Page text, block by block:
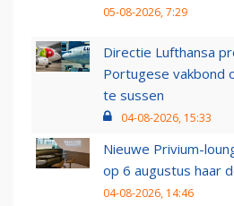
05-08-2026, 7:29
Directie Lufthansa
Portugese vakbond
te sussen
04-08-2026, 15:33
Nieuwe Privium-
op 6 augustus haar
04-08-2026, 14:46